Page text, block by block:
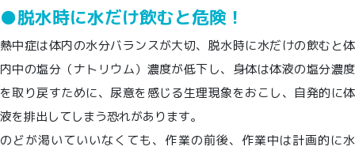
●脱水時に水だけ飲むと危険！
熱中症は体内の水分バランスが大切、脱水時に水だけの飲むと体
内中の塩分（ナトリウム）濃度が低下し、身体は体液の塩分濃度
を取り戻すために、尿意を感じる生理現象をおこし、自発的に体
液を排出してしまう恐れがあります。
のどが渇いていいなくても、作業の前後、作業中は計画的に水